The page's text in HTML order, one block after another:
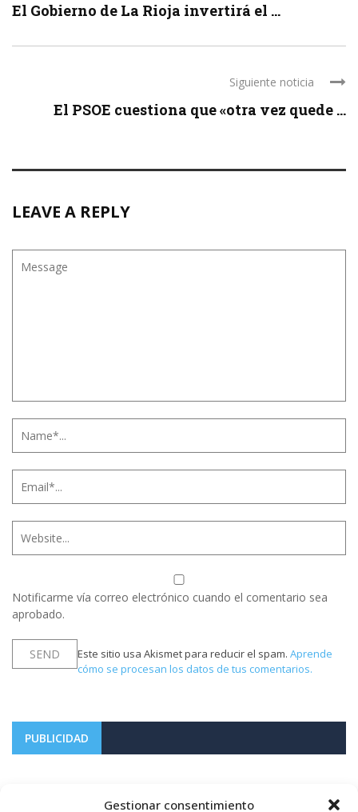
Gestionar consentimiento
El Gobierno de La Rioja invertirá el ...
Siguiente noticia
El PSOE cuestiona que «otra vez quede ...
LEAVE A REPLY
Notificarme vía correo electrónico cuando el comentario sea
aprobado.
Este sitio usa Akismet para reducir el spam. Aprende
cómo se procesan los datos de tus comentarios.
PUBLICIDAD